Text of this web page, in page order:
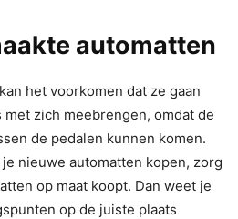
automatten
het voorkomen dat ze gaan
met zich meebrengen, omdat de
de pedalen kunnen komen.
nieuwe automatten kopen, zorg
op maat koopt. Dan weet je
op de juiste plaats